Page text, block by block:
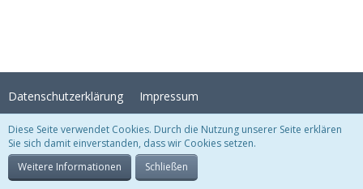
Datenschutzerklärung Impressum
Stil:Crystal Temptation , erstellt vonKittMedia
Community-Software:
Diese Seite verwendet Cookies. Durch die Nutzung unserer Seite erklären
Sie sich damit einverstanden, dass wir Cookies setzen.
Weitere Informationen
Schließen